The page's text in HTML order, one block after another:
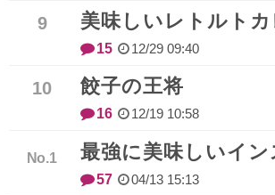
美味しいレトルトカ
15 12/29 09:40
餃子の王将
16 12/19 10:58
最強に美味しいイ
57 04/13 15:13